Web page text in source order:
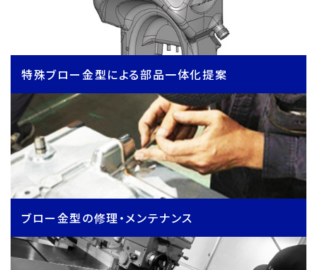
特殊ブロー金型による部品一体化提案
ブロー金型の修理・メンテナンス